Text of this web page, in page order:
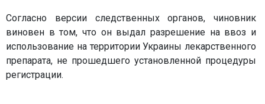
Согласно версии следственных органов, чиновник
виновен в том, что он выдал разрешение на ввоз и
использование на территории Украины лекарственного
препарата, не прошедшего установленной процедуры
регистрации.